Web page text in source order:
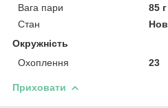
Вага пари
85 г
Стан
Окружність
Охоплення
23
Приховати